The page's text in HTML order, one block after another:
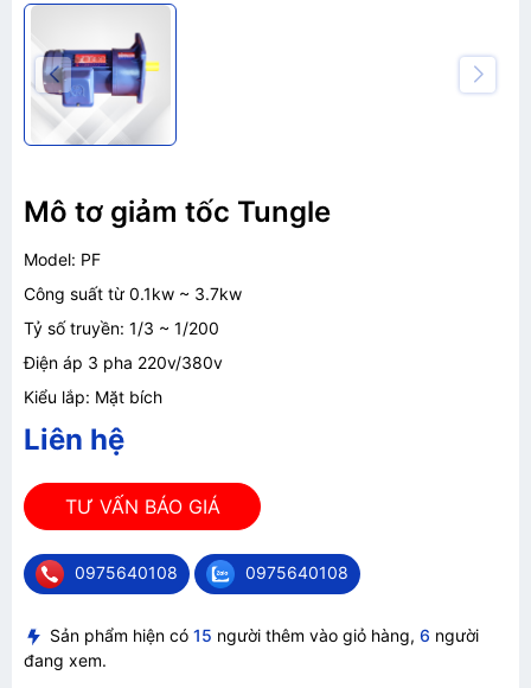
Mô tơ giảm tốc Tungle
Model: PF
Công suất từ 0.1kw ~ 3.7kw
Tỷ số truyền: 1/3 ~ 1/200
Điện áp 3 pha 220v/380v
Kiểu lắp: Mặt bích
Liên hệ
TƯ VẤN BÁO GIÁ
0975640108 0975640108
Sản phẩm hiện có 15 người thêm vào giỏ hàng, 6 người
đang xem.